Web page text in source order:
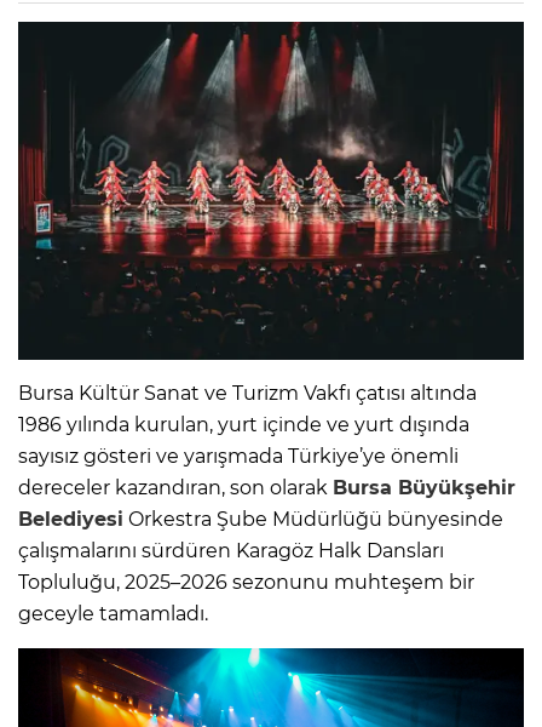
Bursa Kültür Sanat ve Turizm Vakfı çatısı altında
1986 yılında kurulan, yurt içinde ve yurt dışında
sayısız gösteri ve yarışmada Türkiye’ye önemli
dereceler kazandıran, son olarak Bursa Büyükşehir
Belediyesi Orkestra Şube Müdürlüğü bünyesinde
çalışmalarını sürdüren Karagöz Halk Dansları
Topluluğu, 2025–2026 sezonunu muhteşem bir
geceyle tamamladı.